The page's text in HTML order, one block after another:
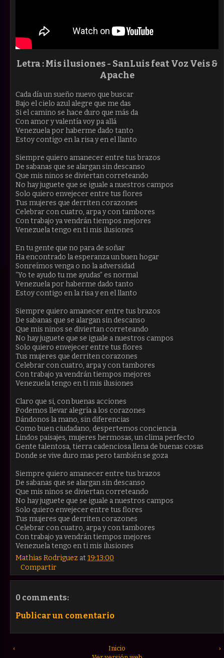
Letra : Mis ilusiones - SanLuis feat Voz Veis &
Apache
Cada día un sueño nuevo que buscar
Bajo el cielo azul alegre que me das
Si el camino se hace duro que más da
Con amor y valentía voy pa allá
Venezuela por haberme dado tanto
Estoy contigo en la risa y en el llanto
Siempre quiero amanecer entre tus brazos
De sabanas que se alargan sin descanso
Que mis ninos se diviertan correteando
No hay juguete que se iguale a nuestros campos
Solo quiero envejecer entre tus flores
Tus mujeres que derriten corazones
Celebrar con cuatro, arpa y con tambores
Con trabajo ya vendrán tiempos mejores
Venezuela tengo en ti mis ilusiones
En tu gente que no para de soñar
Ha encontrado la esperanza un buen hogar
Sonreímos venga o no la adversidad
“Yo te ayudo tu me ayudas” es normal
Venezuela por haberme dado tanto
Estoy contigo en la risa y en el llanto
Siempre quiero amanecer entre tus brazos
De sabanas que se alargan sin descanso
Que mis ninos se diviertan correteando
No hay juguete que se iguale a nuestros campos
Solo quiero envejecer entre tus flores
Tus mujeres que derriten corazones
Celebrar con cuatro, arpa y con tambores
Con trabajo ya vendrán tiempos mejores
Venezuela tengo en ti mis ilusiones
Claro que si, con buenas acciones
Podemos llevar alegría a los corazones
Dándonos la mano, sin diferencias
Como buen ciudadano, despertemos conciencia
Lindos paisajes, mujeres hermosas, un clima perfecto
Gente talentosa, tierra cadenciosa llena de buenas cosas
Donde se vive duro mas pero también se goza
Siempre quiero amanecer entre tus brazos
De sabanas que se alargan sin descanso
Que mis ninos se diviertan correteando
No hay juguete que se iguale a nuestros campos
Solo quiero envejecer entre tus flores
Tus mujeres que derriten corazones
Celebrar con cuatro, arpa y con tambores
Con trabajo ya vendrán tiempos mejores
Venezuela tengo en ti mis ilusiones
Mathias Rodriguez at 19:13:00
Compartir
0 comments:
Publicar un comentario
‹ ›
Inicio